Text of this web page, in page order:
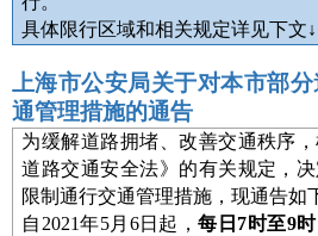
具体限行区域和相关规定详见下文↓
上海市公安局关于对本市部
通管理措施的通告
为缓解道路拥堵、改善交通秩序
道路交通安全法》的有关规定，
限制通行交通管理措施，现通告如
自2021年5月6日起，每日7时至9